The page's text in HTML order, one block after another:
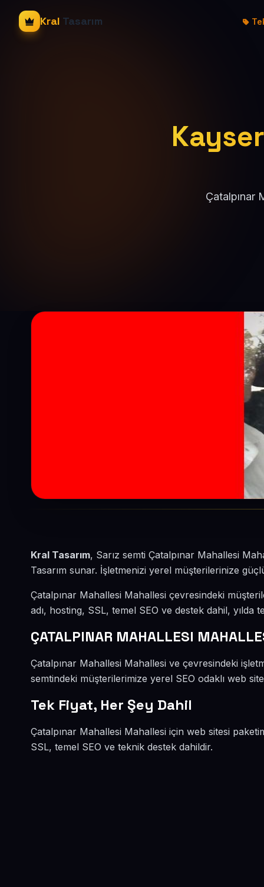
Kral Tasarım
Çatalpınar
Kral Tasarım, Sarız semti Çatalpınar Mahallesi
Tasarım sunar. İşletmenizi yerel müşterilerinize
Çatalpınar Mahallesi Mahallesi çevresindeki
adı, hosting, SSL, temel SEO ve destek dahil, yılda
ÇATALPINAR MAHALLESI
Çatalpınar Mahallesi Mahallesi ve çevresindeki
semtindeki müşterilerimize yerel SEO odaklı web
Tek Fiyat, Her Şey Dahil
Çatalpınar Mahallesi Mahallesi için web sitesi
SSL, temel SEO ve teknik destek dahildir.